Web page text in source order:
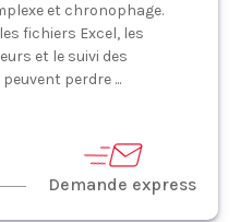
et chronophage.
fichiers Excel, les
et le suivi des
perdre ...
Demande express